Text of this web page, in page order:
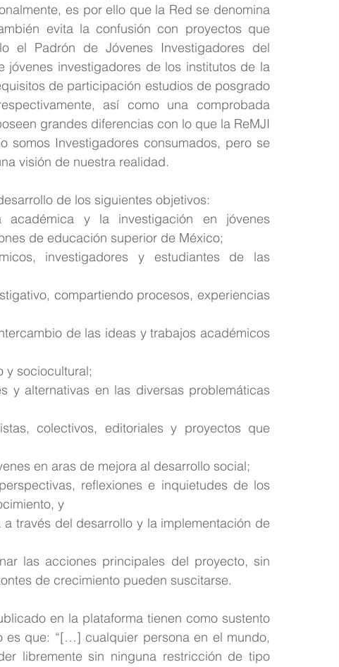
es por ello que la Red se denomina
evita la confusión con proyectos que
el Padrón de Jóvenes Investigadores del
jóvenes investigadores de los institutos de la
de participación estudios de posgrado
así como una comprobada
grandes diferencias con lo que la ReMJI
somos Investigadores consumados, pero se
visión de nuestra realidad.
de los siguientes objetivos:
y la investigación en jóvenes
de educación superior de México;
investigadores y estudiantes de las
compartiendo procesos, experiencias
de las ideas y trabajos académicos
y sociocultural;
y alternativas en las diversas problemáticas
colectivos, editoriales y proyectos que
en aras de mejora al desarrollo social;
reflexiones e inquietudes de los
y
través del desarrollo y la implementación de
las acciones principales del proyecto, sin
de crecimiento pueden suscitarse.
en la plataforma tienen como sustento
que: “[…] cualquier persona en el mundo,
libremente sin ninguna restricción de tipo